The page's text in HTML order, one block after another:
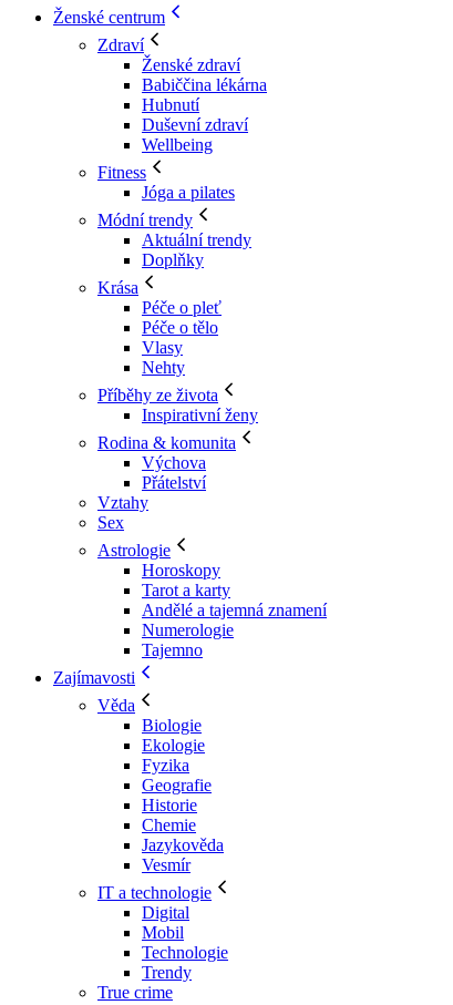
Ženské centrum
Zdraví
Ženské zdraví
Babiččina lékárna
Hubnutí
Duševní zdraví
Wellbeing
Fitness
Jóga a pilates
Módní trendy
Aktuální trendy
Doplňky
Krása
Péče o pleť
Péče o tělo
Vlasy
Nehty
Příběhy ze života
Inspirativní ženy
Rodina & komunita
Výchova
Přátelství
Vztahy
Sex
Astrologie
Horoskopy
Tarot a karty
Andělé a tajemná znamení
Numerologie
Tajemno
Zajímavosti
Věda
Biologie
Ekologie
Fyzika
Geografie
Historie
Chemie
Jazykověda
Vesmír
IT a technologie
Digital
Mobil
Technologie
Trendy
True crime